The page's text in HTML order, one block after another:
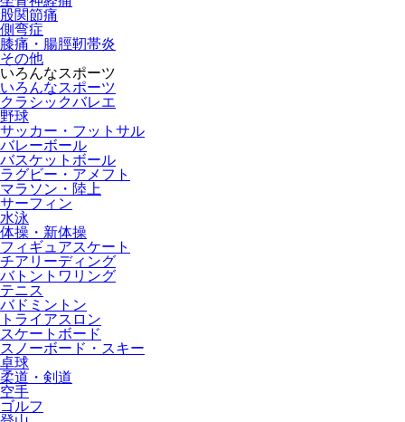
股関節痛
側弯症
膝痛・腸脛靭帯炎
その他
いろんなスポーツ
いろんなスポーツ
クラシックバレエ
野球
サッカー・フットサル
バレーボール
バスケットボール
ラグビー・アメフト
マラソン・陸上
サーフィン
水泳
体操・新体操
フィギュアスケート
チアリーディング
バトントワリング
テニス
バドミントン
トライアスロン
スケートボード
スノーボード・スキー
卓球
柔道・剣道
空手
ゴルフ